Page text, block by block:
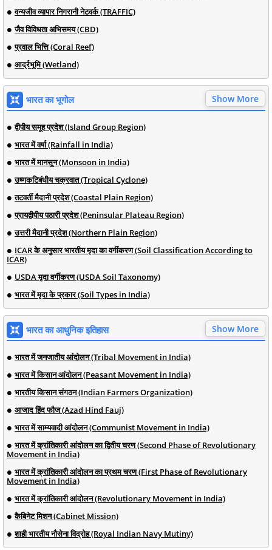
वन्यजीव व्यापार निगरानी नेटवर्क (TRAFFIC)
जैव विविधता अभिसमय (CBD)
प्रवाल भित्ति (Coral Reef)
आर्द्रभूमि (Wetland)
भारत का भूगोल Show More
द्वीपीय समूह प्रदेश (Island Group Region)
भारत में वर्षा (Rainfall in India)
भारत में मानसून (Monsoon in India)
उष्णकटिबंधीय चक्रवात (Tropical Cyclone)
तटवर्ती मैदानी प्रदेश (Coastal Plain Region)
प्रायद्वीपीय पठारी प्रदेश (Peninsular Plateau Region)
उत्तरी मैदानी प्रदेश (Northern Plain Region)
ICAR के अनुसार भारतीय मृदा का वर्गीकरण (Soil Classification According to
ICAR)
USDA मृदा वर्गीकरण (USDA Soil Taxonomy)
भारत में मृदा के प्रकार (Soil Types in India)
भारत का आधुनिक इतिहास Show More
भारत में जनजातीय आंदोलन (Tribal Movement in India)
भारत में किसान आंदोलन (Peasant Movement in India)
भारतीय किसान संगठन (Indian Farmers Organization)
आजाद हिंद फौज (Azad Hind Fauj)
भारत में साम्यवादी आंदोलन (Communist Movement in India)
भारत में क्रांतिकारी आंदोलन का द्वितीय चरण (Second Phase of Revolutionary
Movement in India)
भारत में क्रांतिकारी आंदोलन का प्रथम चरण (First Phase of Revolutionary
Movement in India)
भारत में क्रांतिकारी आंदोलन (Revolutionary Movement in India)
कैबिनेट मिशन (Cabinet Mission)
शाही भारतीय नौसेना विद्रोह (Royal Indian Navy Mutiny)